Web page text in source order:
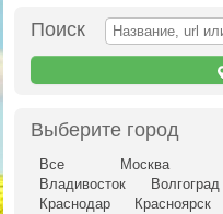
Поиск
Выберите город
Все Москва
Владивосток
Волгоград
Краснодар
Красноярск